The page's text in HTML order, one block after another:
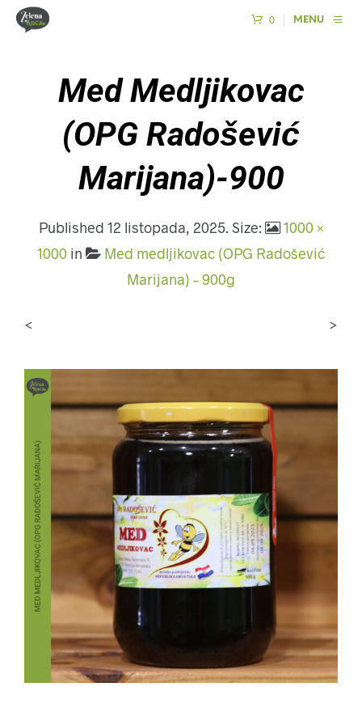
0 MENU
Med Medljikovac
(OPG Radošević
Marijana)-900
Published 12 listopada, 2025. Size:
1000 ×
1000 in
Med medljikovac (OPG Radošević
Marijana) – 900g
< >